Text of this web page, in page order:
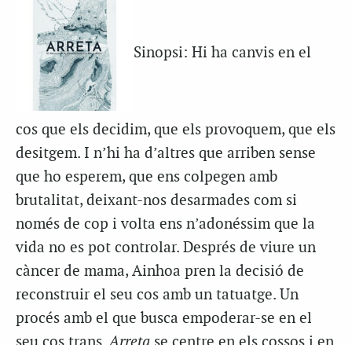
Sinopsi: Hi ha canvis en el
cos que els decidim, que els provoquem, que els
desitgem. I n’hi ha d’altres que arriben sense
que ho esperem, que ens colpegen amb
brutalitat, deixant-nos desarmades com si
només de cop i volta ens n’adonéssim que la
vida no es pot controlar. Després de viure un
càncer de mama, Ainhoa pren la decisió de
reconstruir el seu cos amb un tatuatge. Un
procés amb el que busca empoderar-se en el